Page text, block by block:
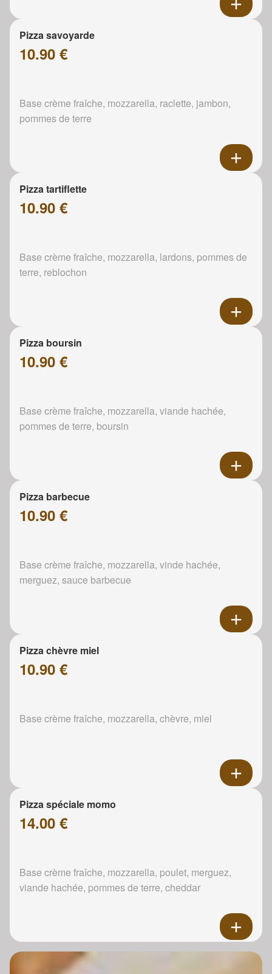
Pizza savoyarde
10.90 €
Base crème fraîche, mozzarella, raclette, jambon,
pommes de terre
Pizza tartiflette
10.90 €
Base crème fraîche, mozzarella, lardons, pommes de
terre, reblochon
Pizza boursin
10.90 €
Base crème fraîche, mozzarella, viande hachée,
pommes de terre, boursin
Pizza barbecue
10.90 €
Base crème fraîche, mozzarella, vinde hachée,
merguez, sauce barbecue
Pizza chèvre miel
10.90 €
Base crème fraîche, mozzarella, chèvre, miel
Pizza spéciale momo
14.00 €
Base crème fraîche, mozzarella, poulet, merguez,
viande hachée, pommes de terre, cheddar